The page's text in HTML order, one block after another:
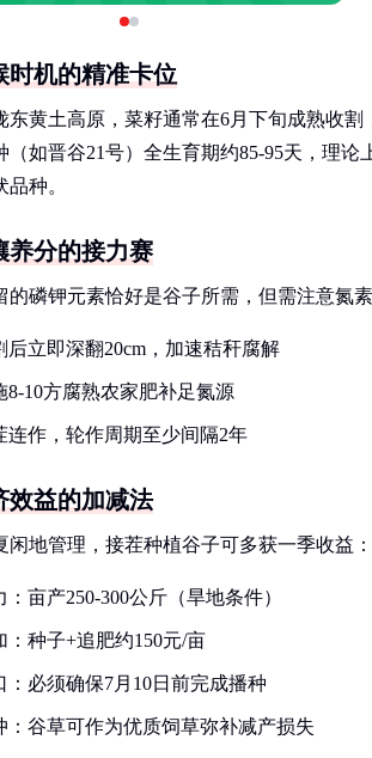
时机的精准卡位
东黄土高原，菜籽通常在6月下旬成熟收
（如晋谷21号）全生育期约85-95天，理
种。
养分的接力赛
的磷钾元素恰好是谷子所需，但需注意氮素
后立即深翻20cm，加速秸秆腐解
8-10方腐熟农家肥补足氮源
连作，轮作周期至少间隔2年
效益的加减法
闲地管理，接茬种植谷子可多获一季收益：
：亩产250-300公斤（旱地条件）
：种子+追肥约150元/亩
：必须确保7月10日前完成播种
：谷草可作为优质饲草弥补减产损失